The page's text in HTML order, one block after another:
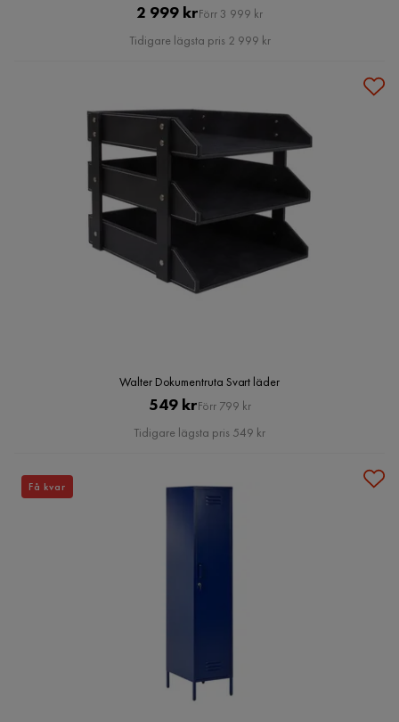
Pris
2 999 krOriginal
Pris
Förr 3 999 kr
Tidigare lägsta pris 2 999 kr
Walter Dokumentruta Svart läder
Pris
549 krOriginal
Pris
Förr 799 kr
Tidigare lägsta pris 549 kr
Få kvar